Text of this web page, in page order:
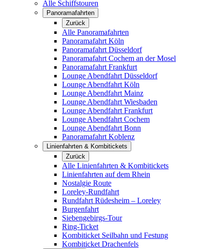
Alle Schiffstouren
Panoramafahrten
Zurück
Alle Panoramafahrten
Panoramafahrt Köln
Panoramafahrt Düsseldorf
Panoramafahrt Cochem an der Mosel
Panoramafahrt Frankfurt
Lounge Abendfahrt Düsseldorf
Lounge Abendfahrt Köln
Lounge Abendfahrt Mainz
Lounge Abendfahrt Wiesbaden
Lounge Abendfahrt Frankfurt
Lounge Abendfahrt Cochem
Lounge Abendfahrt Bonn
Panoramafahrt Koblenz
Linienfahrten & Kombitickets
Zurück
Alle Linienfahrten & Kombitickets
Linienfahrten auf dem Rhein
Nostalgie Route
Loreley-Rundfahrt
Rundfahrt Rüdesheim – Loreley
Burgenfahrt
Siebengebirgs-Tour
Ring-Ticket
Kombiticket Seilbahn und Festung
Kombiticket Drachenfels